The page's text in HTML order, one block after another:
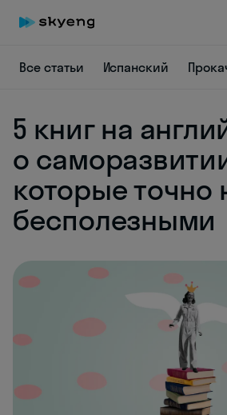
Все статьи Испанский
5 книг на
о
которые точно
бесполезными
Skyeng Chat
online